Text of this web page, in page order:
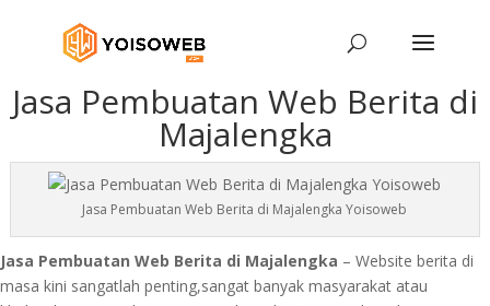
Jasa Pembuatan Web Berita di
Majalengka
Jasa Pembuatan Web Berita di Majalengka Yoisoweb
Jasa Pembuatan Web Berita di Majalengka – Website berita di
masa kini sangatlah penting,sangat banyak masyarakat atau